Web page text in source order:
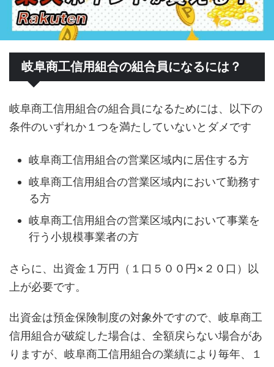
岐阜商工信用組合の組合員になるには？
岐阜商工信用組合の組合員になるためには、以下の
条件のいずれか１つを満たしていないとダメです
岐阜商工信用組合の営業区域内に居住する方
岐阜商工信用組合の営業区域内において勤務す
る方
岐阜商工信用組合の営業区域内において事業を
行う小規模事業者の方
さらに、出資金１万円（１口５００円×２０口）以
上が必要です。
出資金は預金保険制度の対象外ですので、岐阜商工
信用組合が破綻した場合は、全額戻らない場合があ
りますが、岐阜商工信用組合の業績により毎年、１